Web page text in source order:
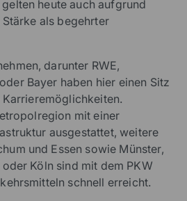
heute auch aufgrund
als begehrter
darunter RWE,
Bayer haben hier einen Sitz
mit einer
ausgestattet, weitere
und Essen sowie Münster,
Köln sind mit dem PKW
schnell erreicht.